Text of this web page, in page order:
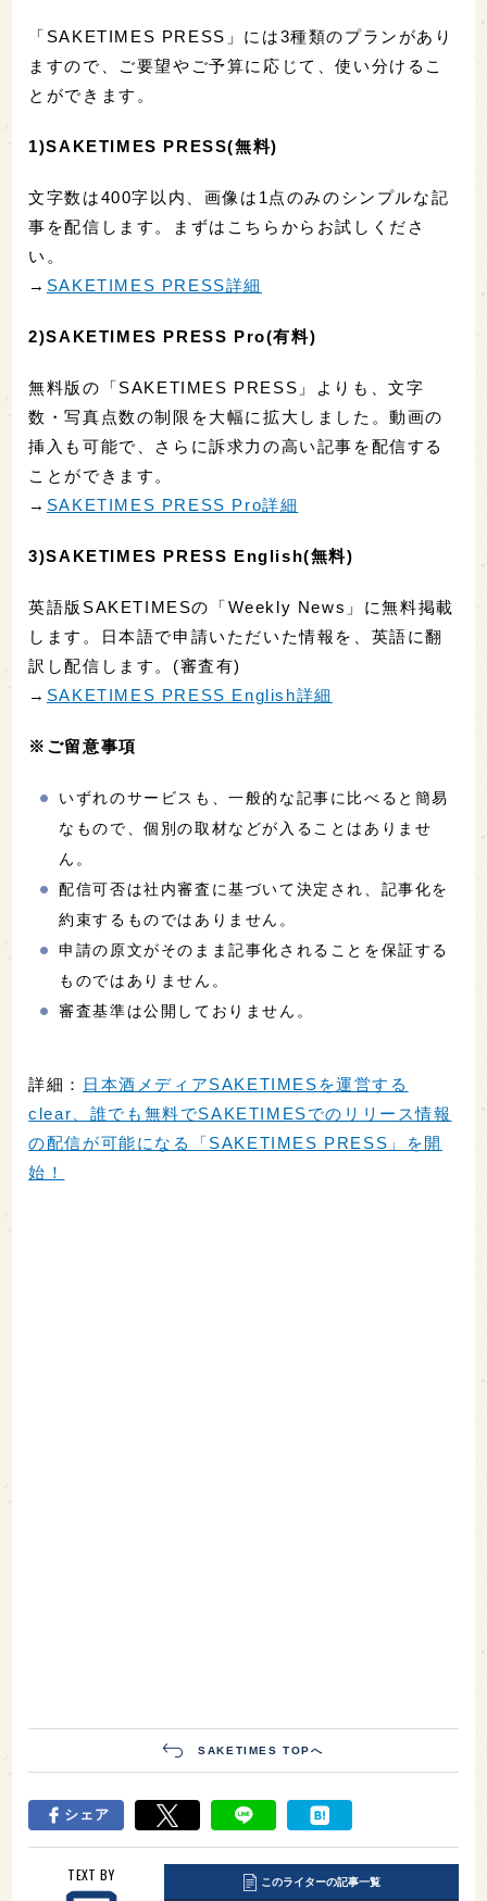
「SAKETIMES PRESS」には3種類のプランがあり
ますので、ご要望やご予算に応じて、使い分けるこ
とができます。
1)SAKETIMES PRESS(無料)
文字数は400字以内、画像は1点のみのシンプルな記
事を配信します。まずはこちらからお試しくださ
い。
→ SAKETIMES PRESS詳細
2)SAKETIMES PRESS Pro(有料)
無料版の「SAKETIMES PRESS」よりも、文字
数・写真点数の制限を大幅に拡大しました。動画の
挿入も可能で、さらに訴求力の高い記事を配信する
ことができます。
→ SAKETIMES PRESS Pro詳細
3)SAKETIMES PRESS English(無料)
英語版SAKETIMESの「Weekly News」に無料掲載
します。日本語で申請いただいた情報を、英語に翻
訳し配信します。(審査有)
→ SAKETIMES PRESS English詳細
※ご留意事項
いずれのサービスも、一般的な記事に比べると簡易
なもので、個別の取材などが入ることはありませ
ん。
配信可否は社内審査に基づいて決定され、記事化を
約束するものではありません。
申請の原文がそのまま記事化されることを保証する
ものではありません。
審査基準は公開しておりません。
詳細：
日本酒メディアSAKETIMESを運営する
clear、誰でも無料でSAKETIMESでのリリース情報
の配信が可能になる「SAKETIMES PRESS」を開
始！
SAKETIMES TOPへ
シェア
TEXT BY このライターの記事一覧